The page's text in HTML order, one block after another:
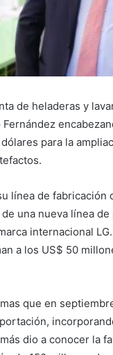
de heladeras y
para la
línea de fabricación
una nueva línea
internacional
a los US$ 50
que en
dio a conocer la